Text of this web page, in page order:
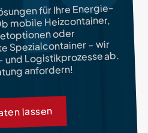
für Ihre Energie-
mobile Heizcontainer,
oder
Spezialcontainer – wir
und Logistikprozesse ab.
anfordern!
lassen